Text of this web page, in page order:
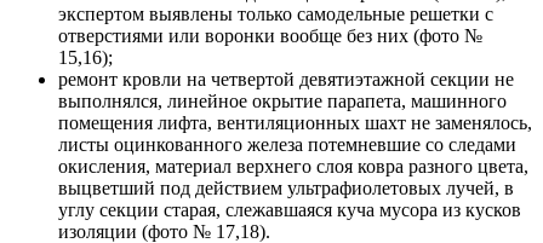
экспертом выявлены только самодельные решетки с
отверстиями или воронки вообще без них (фото №
15,16);
ремонт кровли на четвертой девятиэтажной секции не
выполнялся, линейное окрытие парапета, машинного
помещения лифта, вентиляционных шахт не заменялось,
листы оцинкованного железа потемневшие со следами
окисления, материал верхнего слоя ковра разного цвета,
выцветший под действием ультрафиолетовых лучей, в
углу секции старая, слежавшаяся куча мусора из кусков
изоляции (фото № 17,18).